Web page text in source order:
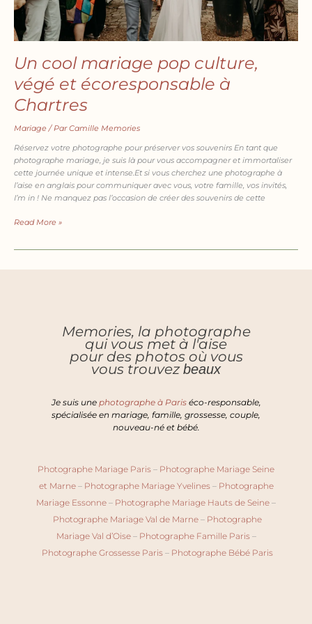
Un cool mariage pop culture,
végé et écoresponsable à
Chartres
Mariage/ ParCamille Memories
Réservez votre photographe pour préserver vos souvenirs En tant que
photographe mariage, je suis là pour vous accompagner et immortaliser
cette journée unique et intense.Et si vous cherchez une photographe à
l’aise en anglais pour communiquer avec vous, votre famille, vos invités,
I’m in ! Ne manquez pas l’occasion de créer des souvenirs de cette
Read More »
Memories, la photographe
qui vous met à l'aise
pour des photos où vous
vous trouvezbeaux
Je suis une photographe à Pariséco-responsable,
spécialisée en mariage, famille, grossesse, couple,
nouveau-né et bébé.
Photographe Mariage Paris – Photographe Mariage Seine
et Marne– Photographe Mariage Yvelines– Photographe
Mariage Essonne – Photographe Mariage Hauts de Seine –
Photographe Mariage Val de Marne– Photographe
Mariage Val d’Oise– Photographe Famille Paris–
Photographe Grossesse Paris– Photographe Bébé Paris